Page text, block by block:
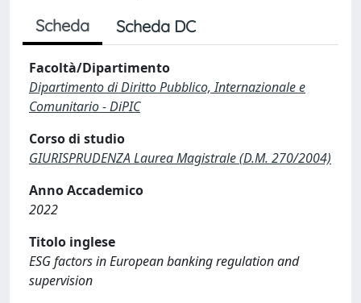
Scheda Scheda DC
Facoltà/Dipartimento
Dipartimento di Diritto Pubblico, Internazionale e
Comunitario - DiPIC
Corso di studio
GIURISPRUDENZA Laurea Magistrale (D.M. 270/2004)
Anno Accademico
2022
Titolo inglese
ESG factors in European banking regulation and
supervision